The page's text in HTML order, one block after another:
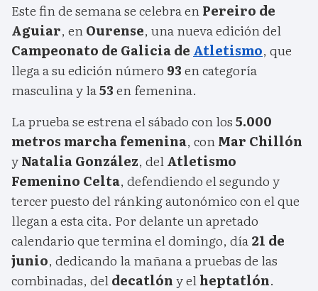
Este fin de semana se celebra enPereiro de
Aguiar, enOurense, una nueva edición del
Campeonato de Galicia de Atletismo, que
llega a su edición número 93en categoría
masculina y la53en femenina.
La prueba se estrena el sábado con los5.000
metros marcha femenina, conMar Chillón
yNatalia González, delAtletismo
Femenino Celta, defendiendo el segundo y
tercer puesto del ránking autonómico con el que
llegan a esta cita. Por delante un apretado
calendario que termina el domingo, día21 de
junio, dedicando la mañana a pruebas de las
combinadas, deldecatlóny elheptatlón.